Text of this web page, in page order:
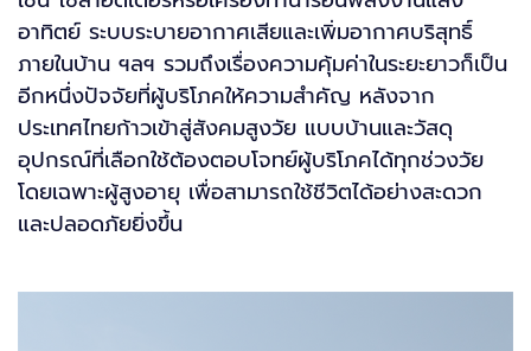
อาทิตย์ ระบบระบายอากาศเสียและเพิ่มอากาศบริสุทธิ์
ภายในบ้าน ฯลฯ รวมถึงเรื่องความคุ้มค่าในระยะยาวก็เป็น
อีกหนึ่งปัจจัยที่ผู้บริโภคให้ความสำคัญ หลังจาก
ประเทศไทยก้าวเข้าสู่สังคมสูงวัย แบบบ้านและวัสดุ
อุปกรณ์ที่เลือกใช้ต้องตอบโจทย์ผู้บริโภคได้ทุกช่วงวัย
โดยเฉพาะผู้สูงอายุ เพื่อสามารถใช้ชีวิตได้อย่างสะดวก
และปลอดภัยยิ่งขึ้น